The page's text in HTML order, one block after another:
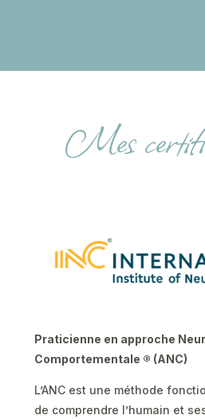
Mes
Praticienne en approche
Comportementale ® (ANC)
L’ANC est une méthode
de comprendre l’humain et